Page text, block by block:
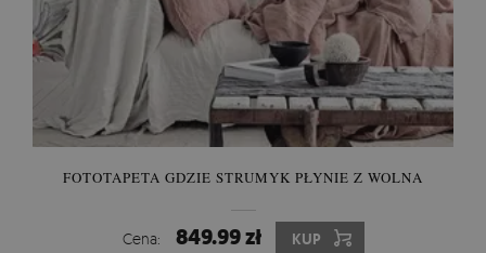
FOTOTAPETA GDZIE STRUMYK PŁYNIE Z WOLNA
Cena: 849.99 zł KUP